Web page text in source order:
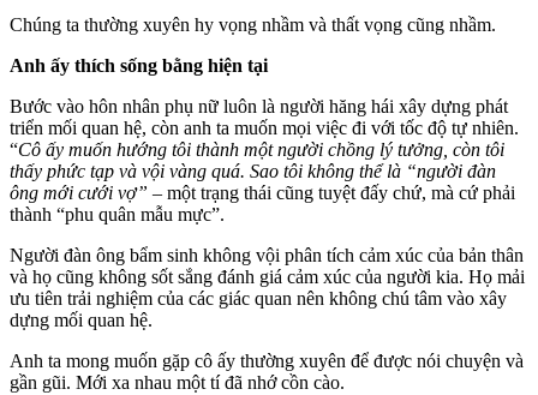
Chúng ta thường xuyên hy vọng nhầm và thất vọng cũng nhầm.
Anh ấy thích sống bằng hiện tại
Bước vào hôn nhân phụ nữ luôn là người hăng hái xây dựng phát
triển mối quan hệ, còn anh ta muốn mọi việc đi với tốc độ tự nhiên.
“Cô ấy muốn hướng tôi thành một người chồng lý tưởng, còn tôi
thấy phức tạp và vội vàng quá. Sao tôi không thể là “người đàn
ông mới cưới vợ” – một trạng thái cũng tuyệt đấy chứ, mà cứ phải
thành “phu quân mẫu mực”.
Người đàn ông bẩm sinh không vội phân tích cảm xúc của bản thân
và họ cũng không sốt sắng đánh giá cảm xúc của người kia. Họ mải
ưu tiên trải nghiệm của các giác quan nên không chú tâm vào xây
dựng mối quan hệ.
Anh ta mong muốn gặp cô ấy thường xuyên để được nói chuyện và
gần gũi. Mới xa nhau một tí đã nhớ cồn cào.